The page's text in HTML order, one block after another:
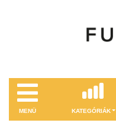
MENÜ KATEGÓRIÁK